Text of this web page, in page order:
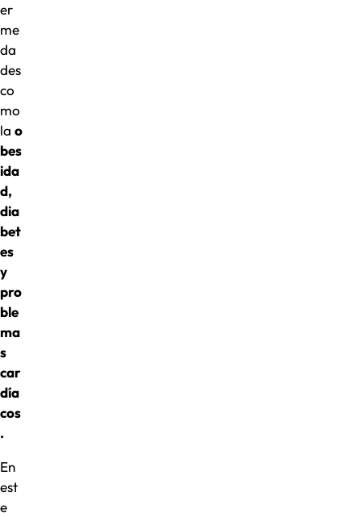
er
me
da
des
co
mo
la o
bes
ida
d,
dia
bet
es
y
pro
ble
ma
s
car
día
cos
.
En
est
e